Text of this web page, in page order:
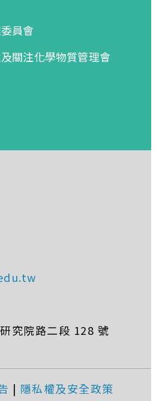
員會
關注化學物質管理會
究院路二段 128 號
| 隱私權及安全政策